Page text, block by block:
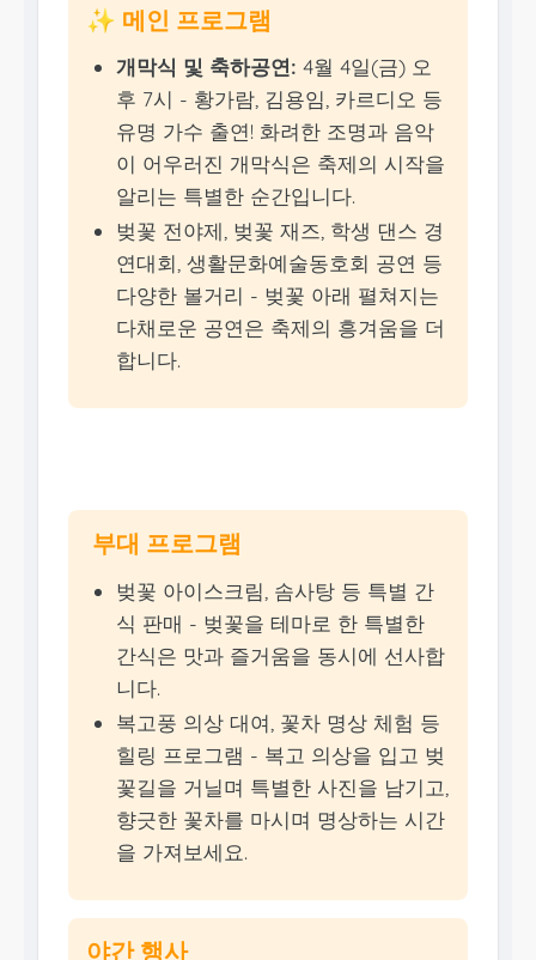
✨ 메인 프로그램
개막식 및 축하공연: 4월 4일(금) 오
후 7시 - 황가람, 김용임, 카르디오 등
유명 가수 출연! 화려한 조명과 음악
이 어우러진 개막식은 축제의 시작을
알리는 특별한 순간입니다.
벚꽃 전야제, 벚꽃 재즈, 학생 댄스 경
연대회, 생활문화예술동호회 공연 등
다양한 볼거리 - 벚꽃 아래 펼쳐지는
다채로운 공연은 축제의 흥겨움을 더
합니다.
️ 부대 프로그램
벚꽃 아이스크림, 솜사탕 등 특별 간
식 판매 - 벚꽃을 테마로 한 특별한
간식은 맛과 즐거움을 동시에 선사합
니다.
복고풍 의상 대여, 꽃차 명상 체험 등
힐링 프로그램 - 복고 의상을 입고 벚
꽃길을 거닐며 특별한 사진을 남기고,
향긋한 꽃차를 마시며 명상하는 시간
을 가져보세요.
야간 행사